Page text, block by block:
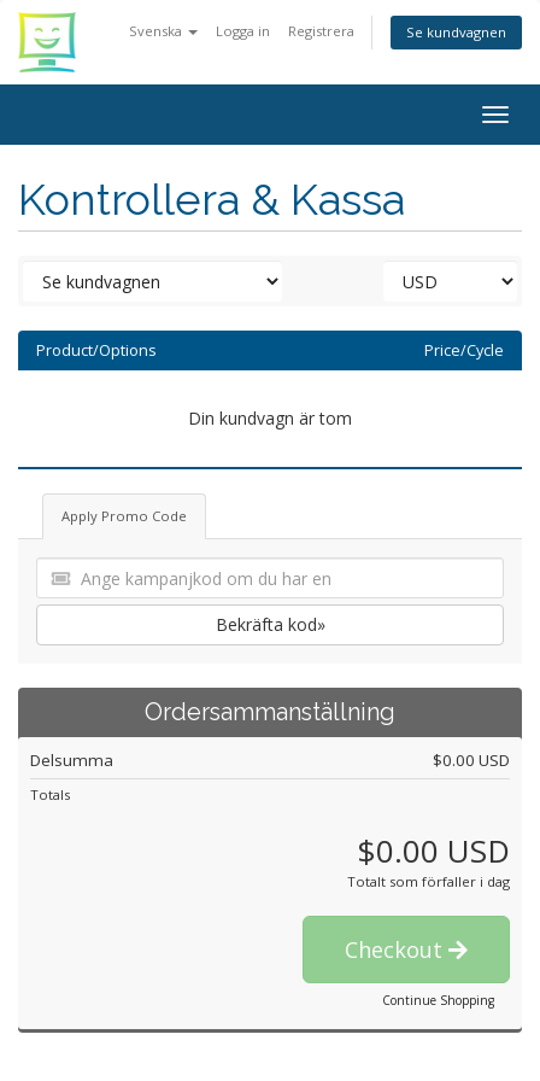
Svenska Logga in Registrera Se kundvagnen
Kontrollera & Kassa
Product/Options Price/Cycle
Din kundvagn är tom
Apply Promo Code
Bekräfta kod»
Ordersammanställning
Delsumma $0.00 USD
Totals
$0.00 USD
Totalt som förfaller i dag
Checkout
Continue Shopping